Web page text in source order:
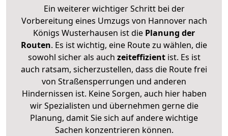
Ein weiterer wichtiger Schritt bei der
Vorbereitung eines Umzugs von Hannover nach
Königs Wusterhausen ist die Planung der
Routen. Es ist wichtig, eine Route zu wählen, die
sowohl sicher als auch zeiteffizientist. Es ist
auch ratsam, sicherzustellen, dass die Route frei
von Straßensperrungen und anderen
Hindernissen ist. Keine Sorgen, auch hier haben
wir Spezialisten und übernehmen gerne die
Planung, damit Sie sich auf andere wichtige
Sachen konzentrieren können.